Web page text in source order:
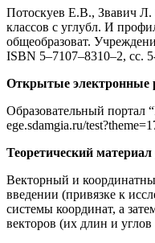
Потоскуев Е.В., Звавич Л.
классов с углубл. И
общеобразоват.
ISBN 5–7107–8310–2, сс.
Открытые электронные
Образовательный портал
ege.sdamgia.ru/
Теоретический
Векторный и
введении (привязке к
системы координат, а
векторов (их длин и